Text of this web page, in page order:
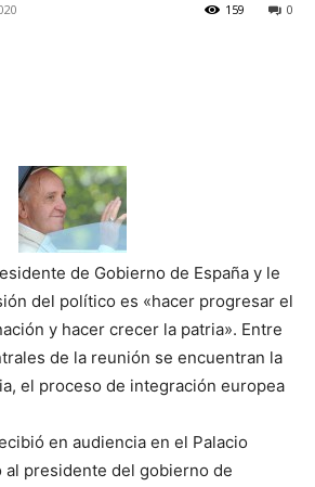
0
159
de Gobierno de España y le
del político es «hacer progresar el
y hacer crecer la patria». Entre
de la reunión se encuentran la
el proceso de integración europea
en audiencia en el Palacio
al presidente del gobierno de